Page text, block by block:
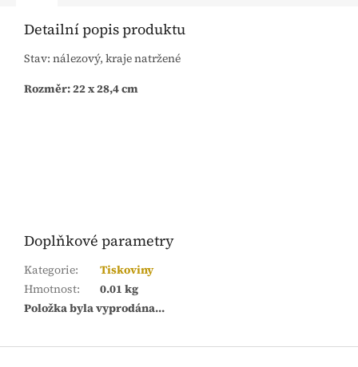
Detailní popis produktu
Stav: nálezový, kraje natržené
Rozměr: 22 x 28,4 cm
Doplňkové parametry
Kategorie:
Tiskoviny
Hmotnost:
0.01 kg
Položka byla vyprodána…
Z